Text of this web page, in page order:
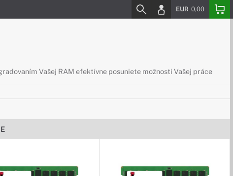
EUR 0,00
Vašej RAM efektívne posuniete možnosti Vašej práce